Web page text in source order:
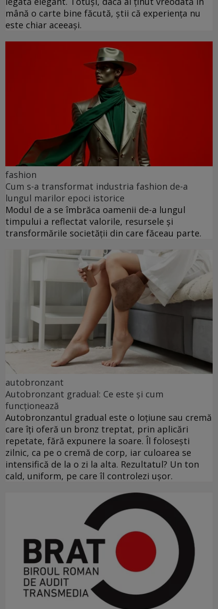
mână o carte bine făcută, știi că experiența nu
este chiar aceeași.
fashion
Cum s-a transformat industria fashion de-a
lungul marilor epoci istorice
Modul de a se îmbrăca oamenii de-a lungul
timpului a reflectat valorile, resursele și
transformările societății din care făceau parte.
autobronzant
Autobronzant gradual: Ce este și cum
funcționează
Autobronzantul gradual este o loțiune sau cremă
care îți oferă un bronz treptat, prin aplicări
repetate, fără expunere la soare. Îl folosești
zilnic, ca pe o cremă de corp, iar culoarea se
intensifică de la o zi la alta. Rezultatul? Un ton
cald, uniform, pe care îl controlezi ușor.